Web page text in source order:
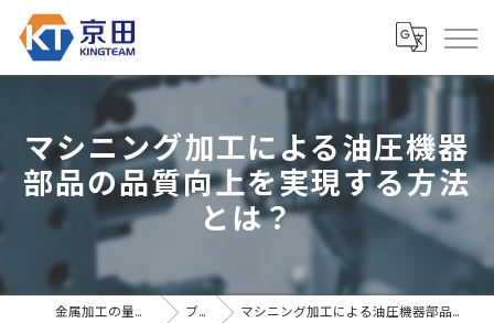
マシニング加工による油圧機器
部品の品質向上を実現する方法
とは？
金属加工の量産なら京田精密 ブログ マシニング加工による油圧機器部品の品質向上を実現する方法とは？